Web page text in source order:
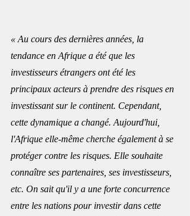
« Au cours des dernières années, la
tendance en Afrique a été que les
investisseurs étrangers ont été les
principaux acteurs à prendre des risques en
investissant sur le continent. Cependant,
cette dynamique a changé. Aujourd'hui,
l'Afrique elle-même cherche également à se
protéger contre les risques. Elle souhaite
connaître ses partenaires, ses investisseurs,
etc. On sait qu'il y a une forte concurrence
entre les nations pour investir dans cette